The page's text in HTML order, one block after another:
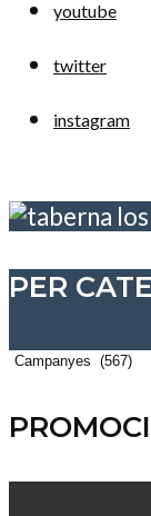
youtube
twitter
instagram
PER
Per